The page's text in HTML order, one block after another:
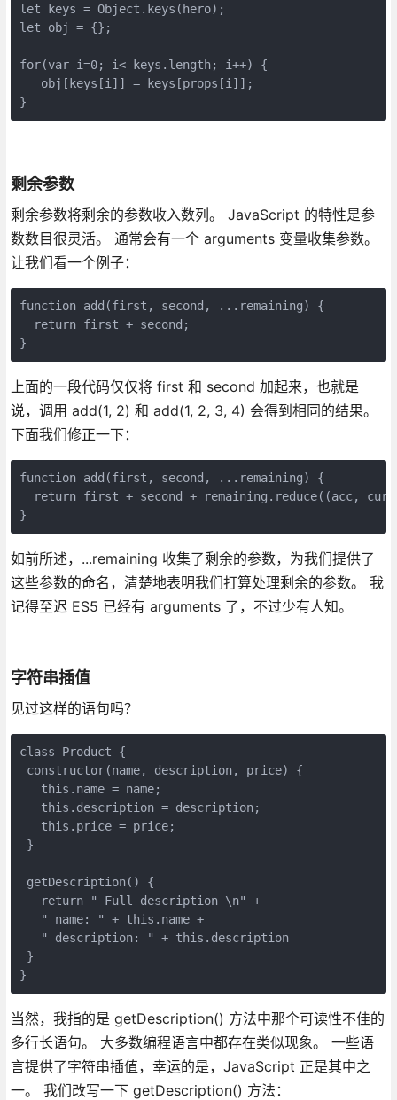
let keys = Object.keys(hero);
let obj = {};
for(var i=0; i< keys.length; i++) {
   obj[keys[i]] = keys[props[i]];
}
剩余参数
剩余参数将剩余的参数收入数列。 JavaScript 的特性是参
数数目很灵活。 通常会有一个 arguments 变量收集参数。
让我们看一个例子：
function add(first, second, ...remaining) {
  return first + second;
}
上面的一段代码仅仅将 first 和 second 加起来，也就是
说，调用 add(1, 2) 和 add(1, 2, 3, 4) 会得到相同的结果。
下面我们修正一下：
function add(first, second, ...remaining) {
return first + second + remaining.reduce((acc,
}
如前所述，...remaining 收集了剩余的参数，为我们提供了
这些参数的命名，清楚地表明我们打算处理剩余的参数。 我
记得至迟 ES5 已经有 arguments 了，不过少有人知。
字符串插值
见过这样的语句吗？
class Product {
constructor(name, description, price) {
   this.name = name;
   this.description = description;
   this.price = price;
}
getDescription() {
   return " Full description \n" +
   " name: " + this.name +
   " description: " + this.description
}
}
当然，我指的是 getDescription() 方法中那个可读性不佳的
多行长语句。 大多数编程语言中都存在类似现象。 一些语
言提供了字符串插值，幸运的是，JavaScript 正是其中之
一。 我们改写一下 getDescription() 方法：